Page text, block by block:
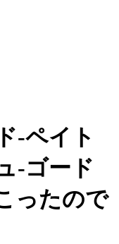
-ペイト
-ゴード
ったので